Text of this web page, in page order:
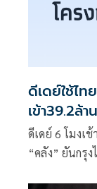
ดีเดย์ใช้ไท
เข้า39.2ล้
ดีเดย์ 6 โมงเ
“คลัง” ยันกรุ